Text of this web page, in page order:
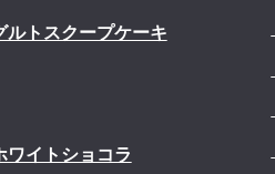
トスクープケーキ
イトショコラ